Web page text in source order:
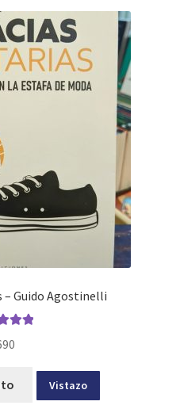
– Guido Agostinelli
Vistazo